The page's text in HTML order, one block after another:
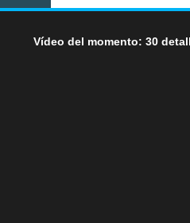
Vídeo del momento: 30